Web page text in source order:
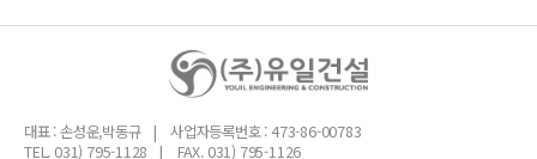
대표 : 손성운,박동규
사업자등록번호 : 473-86-00783
TEL. 031) 795-1128
FAX. 031) 795-1126